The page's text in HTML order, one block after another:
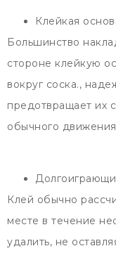
Клейкая
Большинство
стороне клейкую
вокруг соска.,
предотвращает их
обычного
Клей обычно
месте в течение
удалить, не